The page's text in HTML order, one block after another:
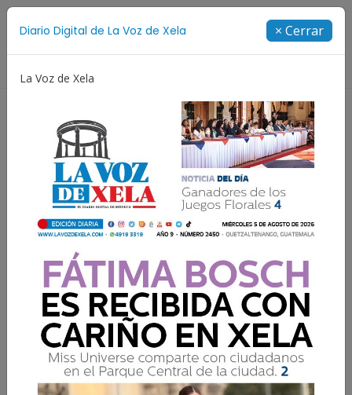
Diario Digital de La Voz de Xela × Cerrar
La Voz de Xela
Génova: Capturado tras 12
años prófugo
La Voz de Xela · Redacción 13 Marzo 2024 08:31
Comparte